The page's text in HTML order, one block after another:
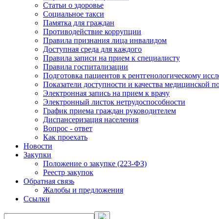
Статьи о здоровье
Социальное такси
Памятка для граждан
Противодействие коррупции
Правила признания лица инвалидом
Доступная среда для каждого
Правила записи на прием к специалисту
Правила госпитализации
Подготовка пациентов к рентгенологическому
Показатели доступности и качества медицинской
Электронная запись на прием к врачу
Электронный листок нетрудоспособности
График приема граждан руководителем
Диспансеризация населения
Вопрос - ответ
Как проехать
Новости
Закупки
Положение о закупке (223-ФЗ)
Реестр закупок
Обратная связь
Жалобы и предложения
Ссылки